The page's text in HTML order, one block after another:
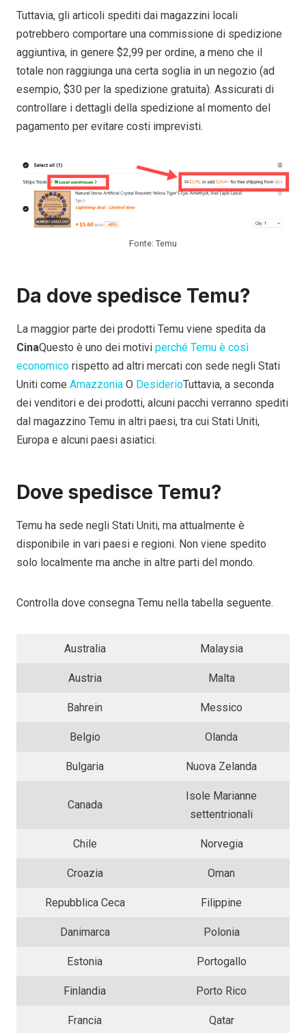
Tuttavia, gli articoli spediti dai magazzini locali
potrebbero comportare una commissione di spedizione
aggiuntiva, in genere $2,99 per ordine, a meno che il
totale non raggiunga una certa soglia in un negozio (ad
esempio, $30 per la spedizione gratuita). Assicurati di
controllare i dettagli della spedizione al momento del
pagamento per evitare costi imprevisti.
Fonte: Temu
Da dove spedisce Temu?
La maggior parte dei prodotti Temu viene spedita da
CinaQuesto è uno dei motivi perché Temu è così
economico rispetto ad altri mercati con sede negli Stati
Uniti come Amazzonia O DesiderioTuttavia, a seconda
dei venditori e dei prodotti, alcuni pacchi verranno spediti
dal magazzino Temu in altri paesi, tra cui Stati Uniti,
Europa e alcuni paesi asiatici.
Dove spedisce Temu?
Temu ha sede negli Stati Uniti, ma attualmente è
disponibile in vari paesi e regioni. Non viene spedito
solo localmente ma anche in altre parti del mondo.
Controlla dove consegna Temu nella tabella seguente.
Australia Malaysia
Austria Malta
Bahrein Messico
Belgio Olanda
Bulgaria Nuova Zelanda
Canada
Isole Marianne
settentrionali
Chile Norvegia
Croazia Oman
Repubblica Ceca Filippine
Danimarca Polonia
Estonia Portogallo
Finlandia Porto Rico
Francia Qatar